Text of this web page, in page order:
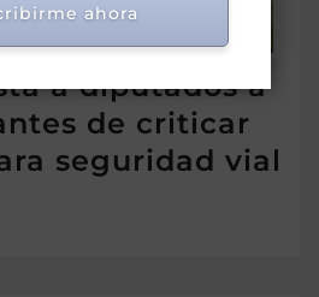
a diputados a
de criticar
seguridad vial
ahora